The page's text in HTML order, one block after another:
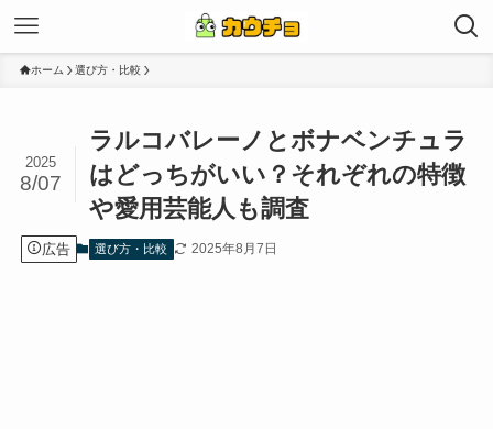
ホーム 選び方・比較
ラルコバレーノとボナベンチュラ
はどっちがいい？それぞれの特徴
や愛用芸能人も調査
2025
8/07
広告 選び方・比較 2025年8月7日